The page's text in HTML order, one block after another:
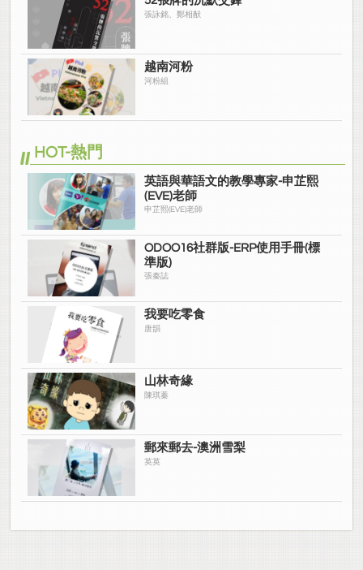
張詠銘、鄭相猷
越南河粉
河粉組
HOT-熱門
英語與華語文的教學專家-申芷熙
(EVE)老師
申芷熙(EVE)老師
ODOO16社群版-ERP使用手冊(標
準版)
張秦誌
我要吃零食
唐韻
山林奇緣
陳琪蓁
郵來郵去-澳洲雪梨
英英